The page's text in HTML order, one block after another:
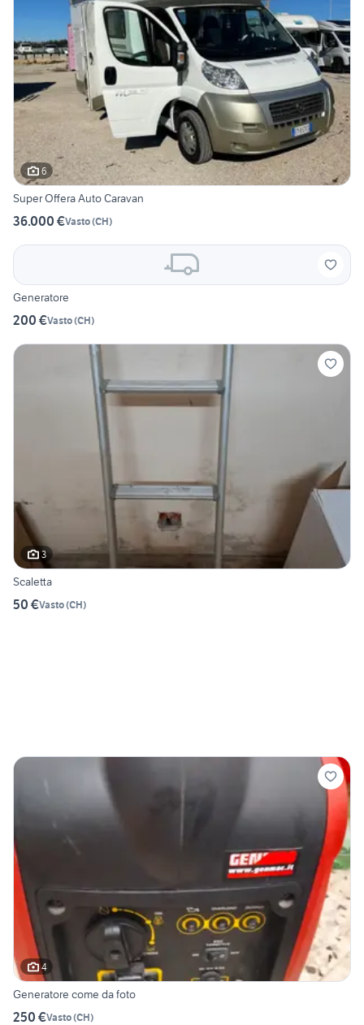
6
Super Offera Auto Caravan
36.000 €Vasto(CH)
Generatore
200 €Vasto(CH)
3
Scaletta
50 €Vasto(CH)
4
Generatore come da foto
250 €Vasto(CH)